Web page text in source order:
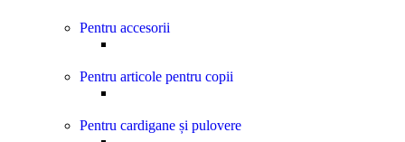
Pentru accesorii
Pentru articole pentru copii
Pentru cardigane și pulovere